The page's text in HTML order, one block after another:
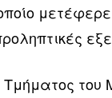
Τμήματος του